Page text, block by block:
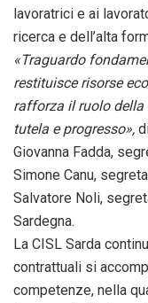
lavoratrici e ai
ricerca e dell’alta
«Traguardo
restituisce risorse
rafforza il ruolo
tutela e progresso»,
Giovanna Fadda,
Simone Canu,
Salvatore Noli,
Sardegna.
La CISL Sarda
contrattuali si
competenze, nella